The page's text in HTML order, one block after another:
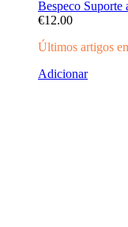
Bespeco Suporte
€12.00
Últimos artigos
Adicionar